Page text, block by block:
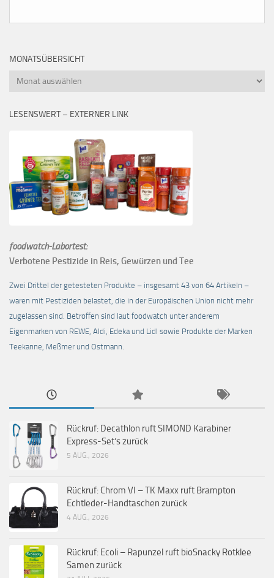
MONATSÜBERSICHT
Monatsübersicht
LESENSWERT – EXTERNER LINK
foodwatch-Labortest:
Verbotene Pestizide in Reis, Gewürzen und Tee
Zwei Drittel der getesteten Produkte – insgesamt 43 von 64 Artikeln –
waren mit Pestiziden belastet, die in der Europäischen Union nicht mehr
zugelassen sind. Betroffen sind laut foodwatch unter anderem
Eigenmarken von REWE, Aldi, Edeka und Lidl sowie Produkte der Marken
Teekanne, Meßmer und Ostmann.
Rückruf: Decathlon ruft SIMOND Karabiner
Express-Set’s zurück
5 AUG., 2026
Rückruf: Chrom VI – TK Maxx ruft Brampton
Echtleder-Handtaschen zurück
4 AUG., 2026
Rückruf: Ecoli – Rapunzel ruft bioSnacky Rotklee
Samen zurück